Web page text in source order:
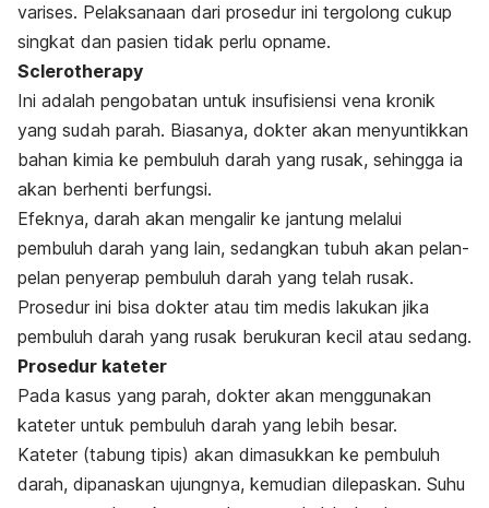
varises. Pelaksanaan dari prosedur ini tergolong cukup
singkat dan pasien tidak perlu opname.
Sclerotherapy
Ini adalah pengobatan untuk insufisiensi vena kronik
yang sudah parah. Biasanya, dokter akan menyuntikkan
bahan kimia ke pembuluh darah yang rusak, sehingga ia
akan berhenti berfungsi.
Efeknya, darah akan mengalir ke jantung melalui
pembuluh darah yang lain, sedangkan tubuh akan pelan-
pelan penyerap pembuluh darah yang telah rusak.
Prosedur ini bisa dokter atau tim medis lakukan jika
pembuluh darah yang rusak berukuran kecil atau sedang.
Prosedur kateter
Pada kasus yang parah, dokter akan menggunakan
kateter untuk pembuluh darah yang lebih besar.
Kateter (tabung tipis) akan dimasukkan ke pembuluh
darah, dipanaskan ujungnya, kemudian dilepaskan. Suhu